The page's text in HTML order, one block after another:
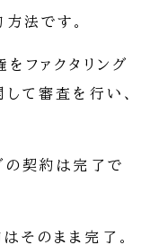
法です。
ファクタリング
て審査を行い、
の契約は完了で
そのまま完了。